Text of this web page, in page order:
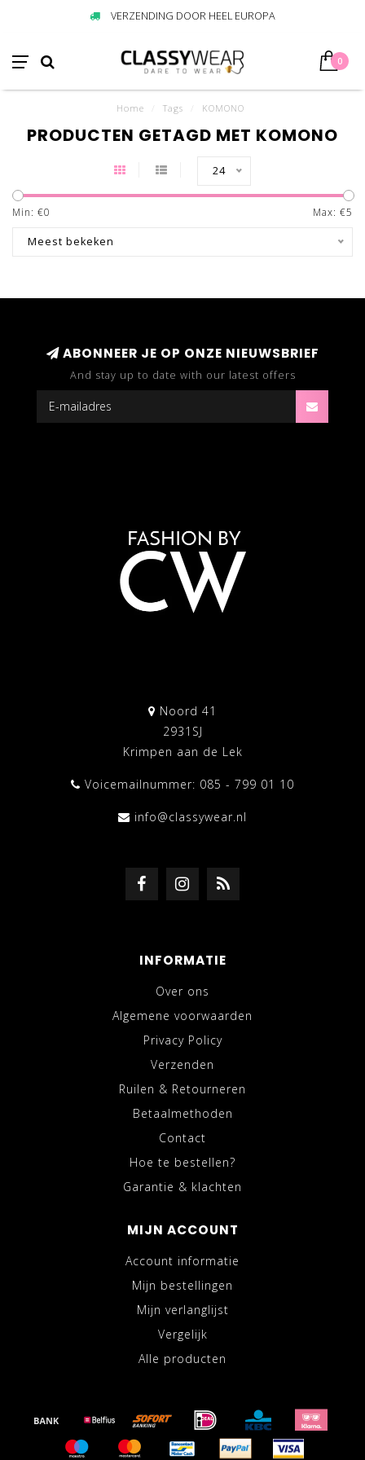
VERZENDING DOOR HEEL EUROPA
0
Home Tags KOMONO
PRODUCTEN GETAGD MET KOMONO
24
Min: €0 Max: €5
Meest bekeken
ABONNEER JE OP ONZE NIEUWSBRIEF
And stay up to date with our latest offers
Noord 41
2931SJ
Krimpen aan de Lek
Voicemailnummer: 085 - 799 01 10
info@classywear.nl
INFORMATIE
Over ons
Algemene voorwaarden
Privacy Policy
Verzenden
Ruilen & Retourneren
Betaalmethoden
Contact
Hoe te bestellen?
Garantie & klachten
MIJN ACCOUNT
Account informatie
Mijn bestellingen
Mijn verlanglijst
Vergelijk
Alle producten